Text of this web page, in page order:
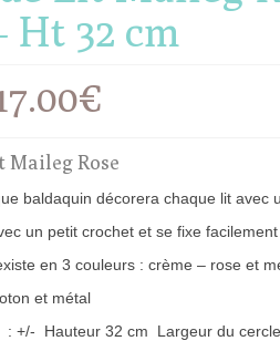
Ht 32 cm
:
€Le
actuel
est :
17.00€.
Maileg Rose
baldaquin décorera chaque lit avec
un petit crochet et se fixe
en 3 couleurs : crème – rose et
et métal
: +/- Hauteur 32 cm Largeur du